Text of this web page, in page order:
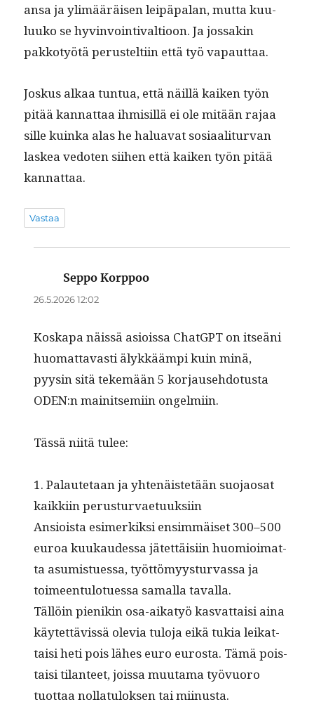
ansa ja ylimääräisen leipä­palan, mut­ta kuu­
luuko se hyv­in­voin­ti­val­tioon. Ja jos­sakin
pakko­työtä perustelti­in että työ vapauttaa.
Joskus alkaa tun­tua, että näil­lä kaiken työn
pitää kan­nat­taa ihmisil­lä ei ole mitään rajaa
sille kuin­ka alas he halu­a­vat sosi­aal­i­tur­van
laskea vedoten siihen että kaiken työn pitää
kannattaa.
Vastaa
Seppo Korppoo
26.5.2026 12:02
Koska­pa näis­sä asiois­sa Chat­G­PT on itseäni
huo­mat­tavasti älykkäämpi kuin minä,
pyysin sitä tekemään 5 kor­jause­hdo­tus­ta
ODEN:n mainit­semi­in ongelmiin.
Tässä niitä tulee:
1. Palaute­taan ja yht­enäis­tetään suo­jaosat
kaikki­in perusturvaetuuksiin
Ansioista esimerkik­si ensim­mäiset 300–500
euroa kuukaudessa jätet­täisi­in huomioimat­
ta asum­istues­sa, työt­tömyys­tur­vas­sa ja
toimeen­tu­lotues­sa samal­la tavalla.
Täl­löin pienikin osa-aikatyö kas­vat­taisi aina
käytet­tävis­sä ole­via tulo­ja eikä tukia leikat­
taisi heti pois läh­es euro eurosta. Tämä pois­
taisi tilanteet, jois­sa muu­ta­ma työvuoro
tuot­taa nol­lat­u­lok­sen tai miinusta.